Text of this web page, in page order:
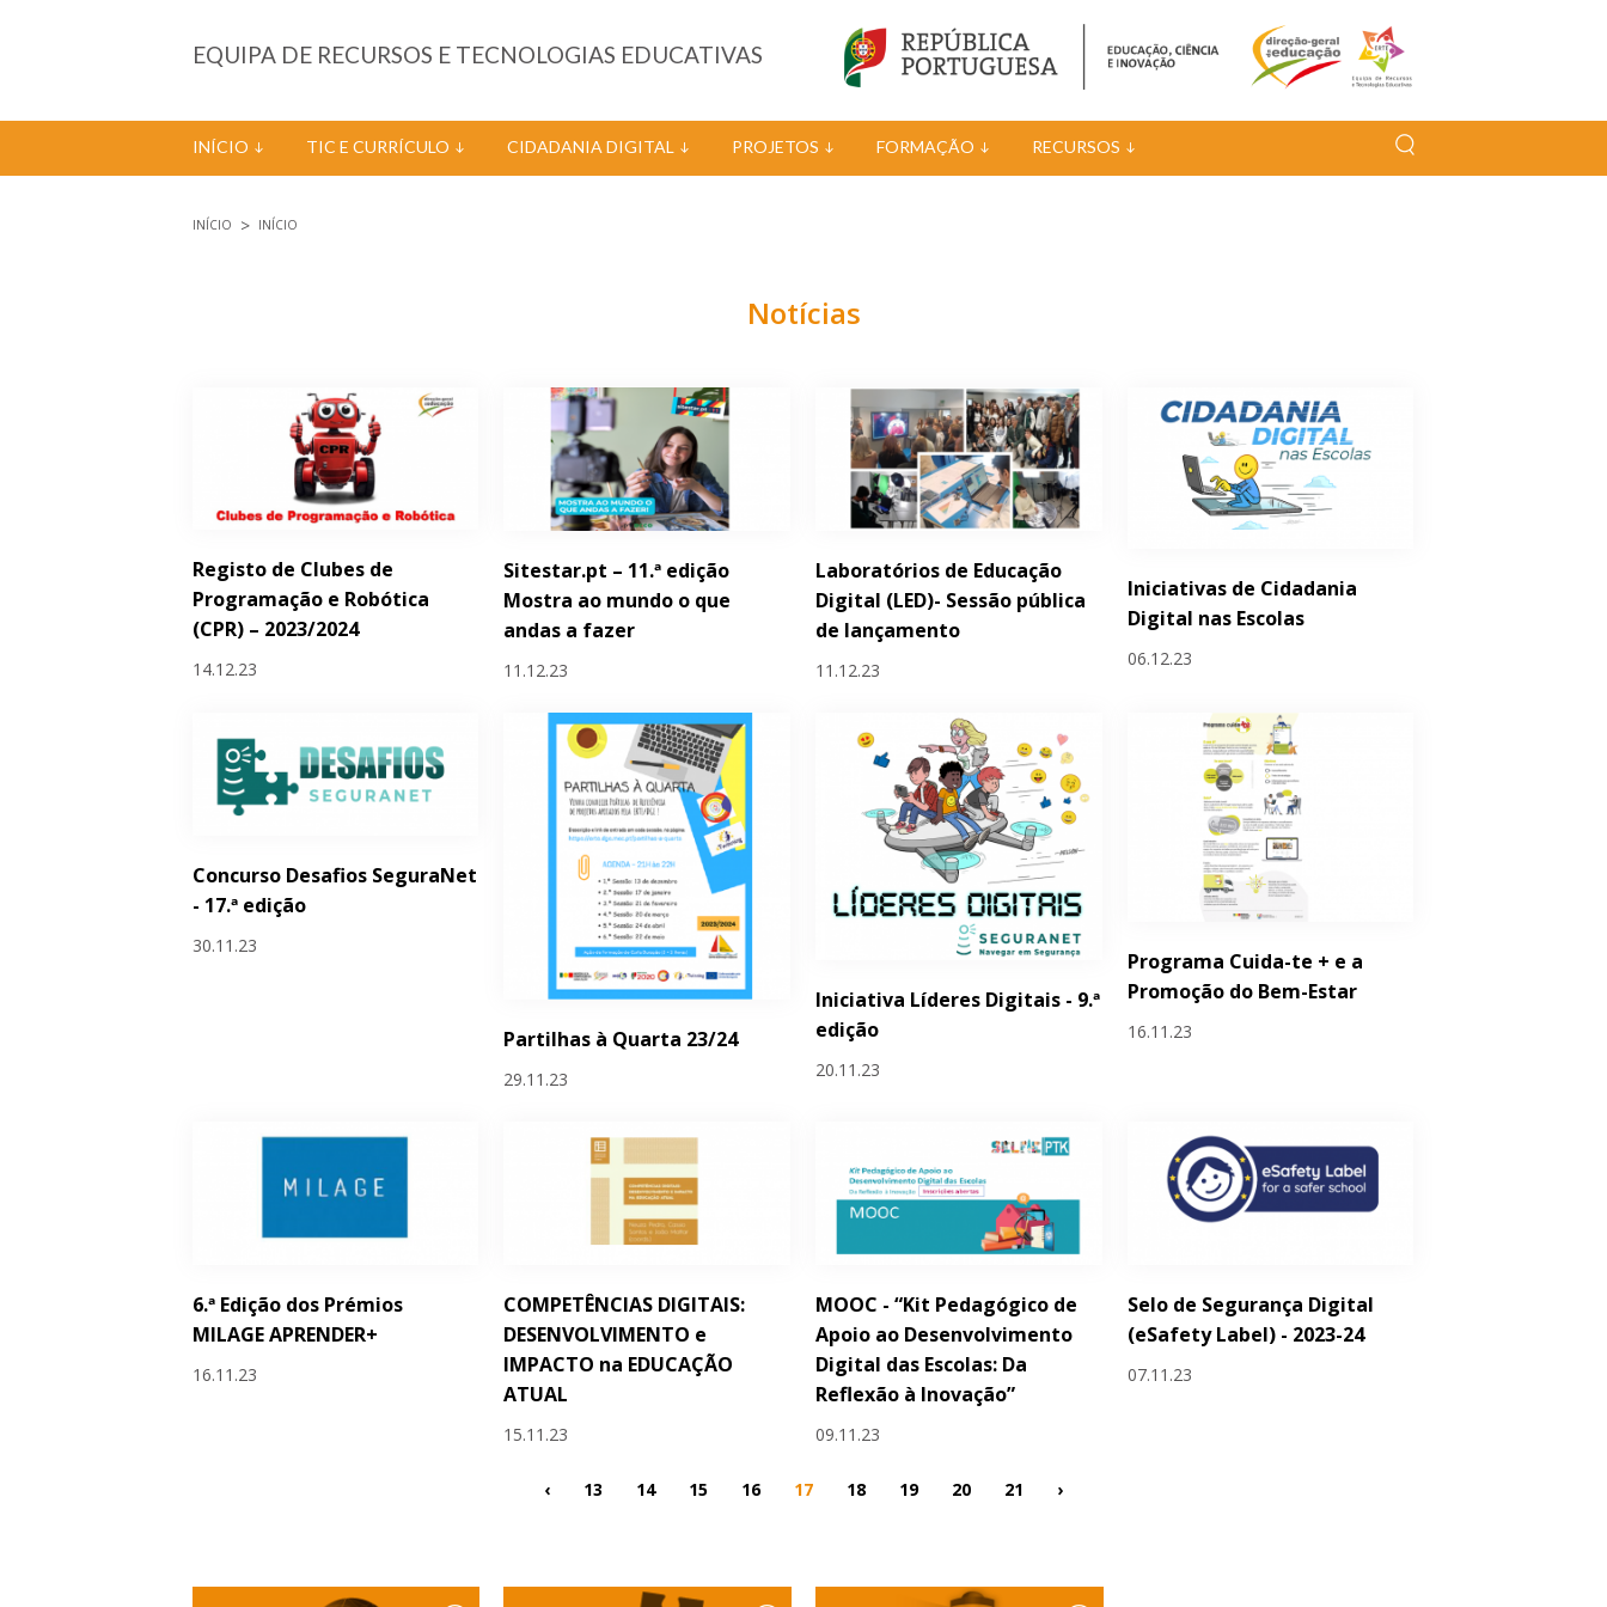
EQUIPA DE RECURSOS E TECNOLOGIAS EDUCATIVAS
INÍCIO TIC E CURRÍCULO CIDADANIA DIGITAL PROJETOS FORMAÇÃO RECURSOS
INÍCIO INÍCIO
Notícias
Registo de Clubes de
Programação e Robótica
(CPR) – 2023/2024
14.12.23
Sitestar.pt – 11.ª edição
Mostra ao mundo o que
andas a fazer
11.12.23
Laboratórios de Educação
Digital (LED)- Sessão pública
de lançamento
11.12.23
Iniciativas de Cidadania
Digital nas Escolas
06.12.23
Concurso Desafios SeguraNet
- 17.ª edição
30.11.23
Partilhas à Quarta 23/24
29.11.23
Iniciativa Líderes Digitais - 9.ª
edição
20.11.23
Programa Cuida-te + e a
Promoção do Bem-Estar
16.11.23
6.ª Edição dos Prémios
MILAGE APRENDER+
16.11.23
COMPETÊNCIAS DIGITAIS:
DESENVOLVIMENTO e
IMPACTO na EDUCAÇÃO
ATUAL
15.11.23
MOOC - “Kit Pedagógico de
Apoio ao Desenvolvimento
Digital das Escolas: Da
Reflexão à Inovação”
09.11.23
Selo de Segurança Digital
(eSafety Label) - 2023-24
07.11.23
Páginas
‹ 13 14 15 16 17 18 19 20 21 ›